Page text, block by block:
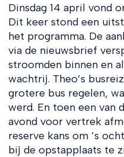
Dinsdag 14 april vond
Dit keer stond een
het programma. De
via de nieuwsbrief
stroomden binnen en
wachtrij. Theo’s
grotere bus regelen,
werd. En toen een van
avond voor vertrek
reserve kans om ’s
bij de opstapplaats te